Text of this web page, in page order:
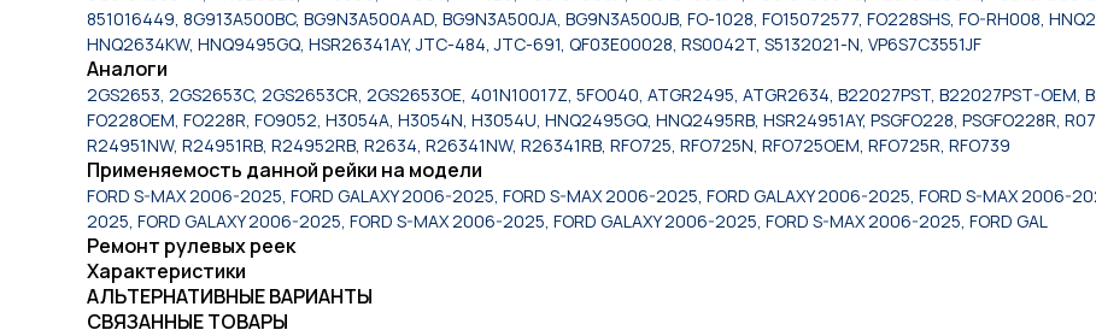
851016449, 8G913A500BC, BG9N3A500AAD, BG9N3A500JA, BG9N3A500JB, FO-1028, FO15072577, FO228SHS, FO-RH008,
HNQ2634KW, HNQ9495GQ, HSR26341AY, JTC-484, JTC-691, QF03E00028, RS0042T, S5132021-N, VP6S7C3551JF
Аналоги
2GS2653, 2GS2653C, 2GS2653CR, 2GS2653OE, 401N10017Z, 5FO040, ATGR2495, ATGR2634, B22027PST, B22027PST-OEM,
FO228OEM, FO228R, FO9052, H3054A, H3054N, H3054U, HNQ2495GQ, HNQ2495RB, HSR24951AY, PSGFO228, PSGFO228R,
R24951NW, R24951RB, R24952RB, R2634, R26341NW, R26341RB, RFO725, RFO725N, RFO725OEM, RFO725R, RFO739
Применяемость данной рейки на модели
FORD S-MAX 2006-2025, FORD GALAXY 2006-2025, FORD S-MAX 2006-2025, FORD GALAXY 2006-2025, FORD S-MAX 2006-
2025, FORD GALAXY 2006-2025, FORD S-MAX 2006-2025, FORD GALAXY 2006-2025, FORD S-MAX 2006-2025, FORD GAL
Ремонт рулевых реек
Характеристики
АЛЬТЕРНАТИВНЫЕ ВАРИАНТЫ
СВЯЗАННЫЕ ТОВАРЫ